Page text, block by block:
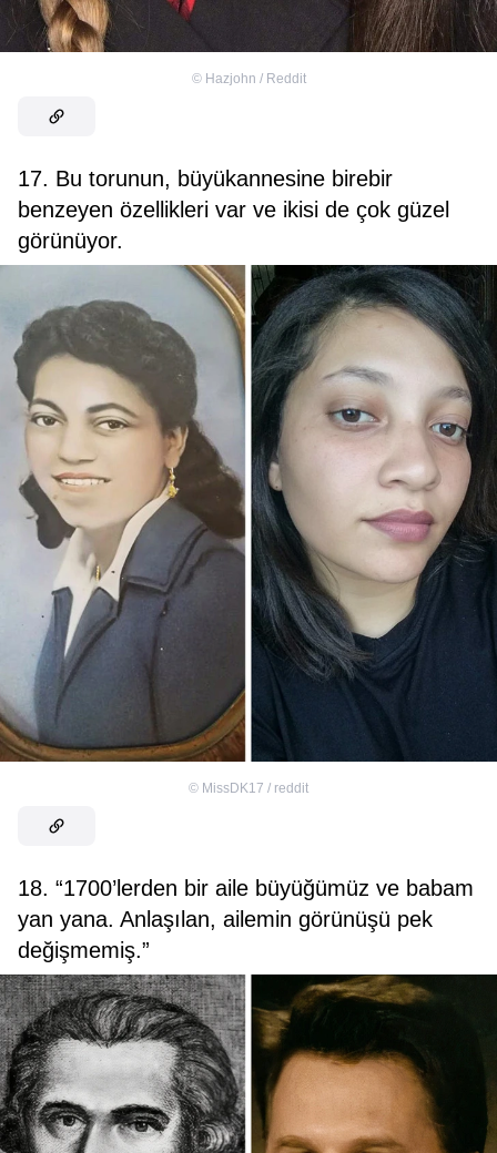
© Hazjohn / Reddit
17. Bu torunun, büyükannesine birebir
benzeyen özellikleri var ve ikisi de çok güzel
görünüyor.
© MissDK17 / reddit
18. “1700’lerden bir aile büyüğümüz ve babam
yan yana. Anlaşılan, ailemin görünüşü pek
değişmemiş.”